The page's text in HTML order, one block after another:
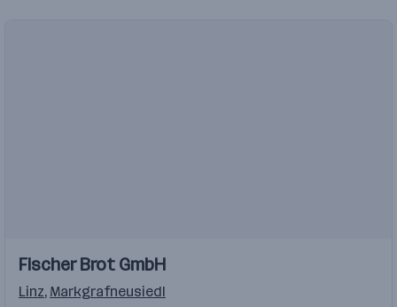
Einblicke
Fischer Brot GmbH
Linz, Markgrafneusiedl